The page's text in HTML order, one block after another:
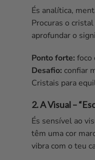
És analítica,
Procuras o
aprofundar o
Ponto forte: foco
Desafio: confiar
Cristais para
2. A Visual –
És sensível ao
têm uma cor
vibra com o teu